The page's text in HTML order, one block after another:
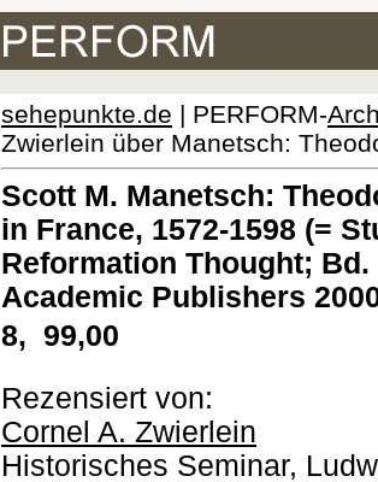
sehepunkte.de | PERFORM-
Zwierlein über Manetsch:
Scott M. Manetsch:
in France, 1572-1598 (=
Reformation Thought;
Academic Publishers
8,  99,00
Rezensiert von:
Cornel A. Zwierlein
Historisches Seminar,